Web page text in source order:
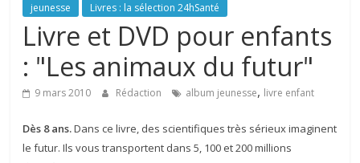
La
santé
toute
famille
jeunesse Livres : la sélection 24hSanté
Livre et DVD pour enfants
: "Les animaux du futur"
9 mars 2010 Rédaction album jeunesse, livre enfant
Dès 8 ans.Dans ce livre, des scientifiques très sérieux imaginent
le futur. Ils vous transportent dans 5, 100 et 200 millions